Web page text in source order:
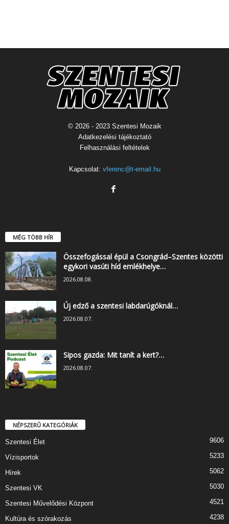
© 2026 - 2023 Szentesi Mozaik
Adatkezelési tájékoztató
Felhasználási feltételek
Kapcsolat: vferenc@t-email.hu
MÉG TÖBB HÍR
Összefogással épül a Csongrád–Szentes közötti
egykori vasúti híd emlékhelye…
2026.08.08.
Új edző a szentesi labdarúgóknál…
2026.08.07.
Sipos gazda: Mit tanít a kert?…
2026.08.07.
NÉPSZERŰ KATEGÓRIÁK
Szentesi Élet 9606
Vízisportok 5233
Hírek 5062
Szentesi VK 5030
Szentesi Művelődési Központ 4521
Kultúra és szórakozás 4238